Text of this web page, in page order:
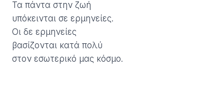
Τα πάντα στην ζωή
υπόκεινται σε ερμηνείες.
Οι δε ερμηνείες
βασίζονται κατά πολύ
στον εσωτερικό μας κόσμο.